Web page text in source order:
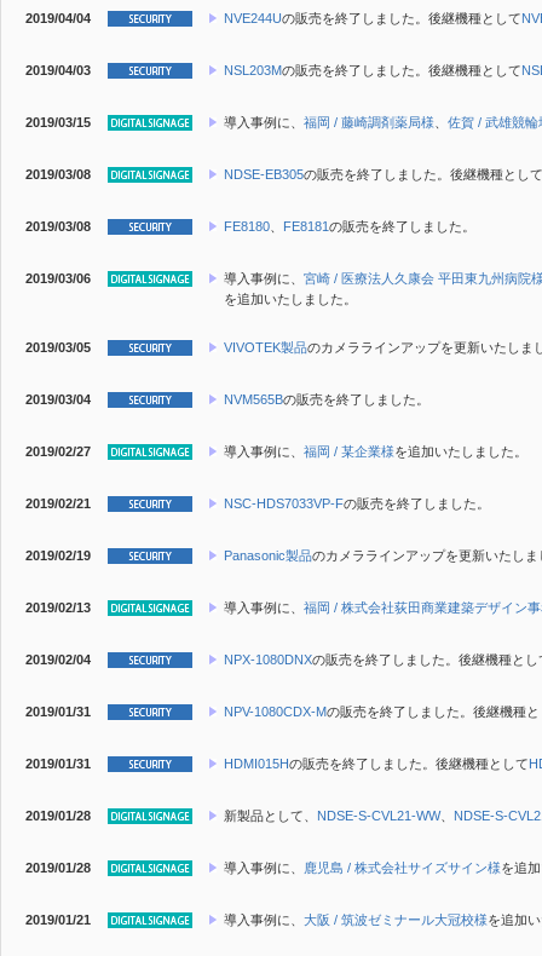
2019/04/04 NVE244Uの販売を終了しました。後継機種として
2019/04/03 NSL203Mの販売を終了しました。後継機種として
2019/03/15 導入事例に、 福岡 / 藤崎調剤薬局様 佐賀 / 武雄競輪
2019/03/08 NDSE-EB305の販売を終了しました。後継機種として
2019/03/08 FE8180 FE8181の販売を終了しました。
2019/03/06 導入事例に、 宮崎 / 医療法人久康会 平田東九州病院
を追加いたしました。
2019/03/05 VIVOTEK製品のカメララインアップを更新いたしま
2019/03/04 NVM565Bの販売を終了しました。
2019/02/27 導入事例に、 福岡 / 某企業様を追加いたしました。
2019/02/21 NSC-HDS7033VP-Fの販売を終了しました。
2019/02/19 Panasonic製品のカメララインアップを更新いたしま
2019/02/13 導入事例に、 福岡 / 株式会社荻田商業建築デザイン
2019/02/04 NPX-1080DNXの販売を終了しました。後継機種とし
2019/01/31 NPV-1080CDX-Mの販売を終了しました。後継機種と
2019/01/31 HDMI015Hの販売を終了しました。後継機種として
2019/01/28 新製品として、 NDSE-S-CVL21-WW、 NDSE-S-
2019/01/28 導入事例に、 鹿児島 / 株式会社サイズサイン様を追
2019/01/21 導入事例に、 大阪 / 筑波ゼミナール大冠校様を追加